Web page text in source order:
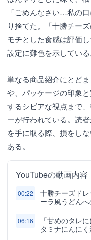
「ごめんなさい…私の
り捨てた。「十勝チー
モチとした食感は評価
設定に難色を示している
単なる商品紹介にとど
や、パッケージの印象
するシビアな視点まで
ーが行われている。読者
を手に取る際、損をし
ある。
YouTubeの動画内容
00:22
十勝チーズド
ーラ風うどん
06:16
「甘めのタレ
タミナにんに